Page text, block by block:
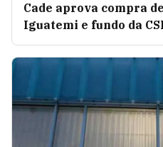
Cade aprova compra
Iguatemi e fundo da